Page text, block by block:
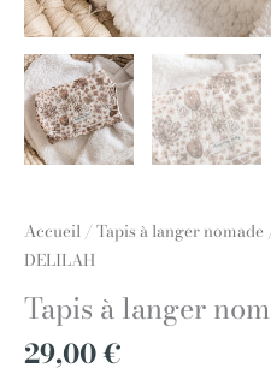
Accueil / Tapis à langer nomade
DELILAH
Tapis à langer
29,00€